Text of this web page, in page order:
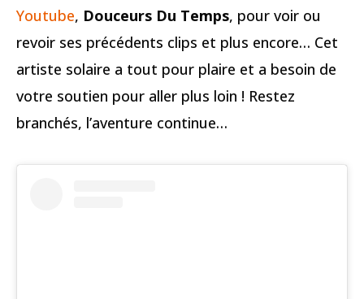
Youtube, Douceurs Du Temps, pour voir ou
revoir ses précédents clips et plus encore… Cet
artiste solaire a tout pour plaire et a besoin de
votre soutien pour aller plus loin ! Restez
branchés, l’aventure continue…